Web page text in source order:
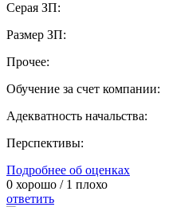
Серая ЗП:
Размер ЗП:
Прочее:
Обучение за счет компании:
Адекватность начальства:
Перспективы:
Подробнее об оценках
0 хорошо / 1 плохо
ответить